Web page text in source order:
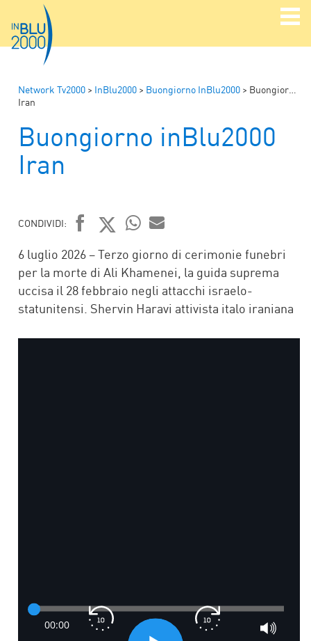
Network Tv2000 > InBlu2000 > Buongiorno InBlu2000 > Buongiorno inBlu2000
Iran
Buongiorno inBlu2000
Iran
CONDIVIDI:
FACEBOOK
TWITTER
WHATSAPP
MAIL
6 luglio 2026 – Terzo giorno di cerimonie funebri
per la morte di Ali Khamenei, la guida suprema
uccisa il 28 febbraio negli attacchi israelo-
statunitensi. Shervin Haravi attivista italo iraniana